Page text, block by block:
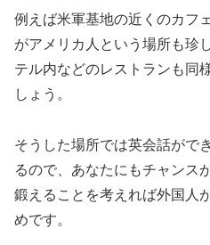
例えば米軍基地の近くのカフ
がアメリカ人という場所も珍
テル内などのレストランも同
しょう。
そうした場所では英会話がで
るので、あなたにもチャンス
鍛えることを考えれば外国人
めです。